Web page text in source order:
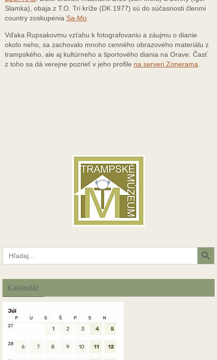
Slamka), obaja z T.O. Tri kríže (DK 1977) sú do súčasnosti členmi
country zoskupenia Sa-Mo
Vďaka Rupsakovmu vzťahu k fotografovaniu a záujmu o dianie
okolo neho, sa zachovalo mnoho cenného obrazového materiálu z
trampského, ale aj kultúrneho a športového diania na Orave. Časť
z toho sa dá verejne pozrieť v jeho profile na serveri Zonerama
Search
for:
Search Button
Kalendár